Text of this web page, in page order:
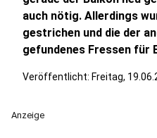
auch nötig. Allerdings
gestrichen und die der
gefundenes Fressen für
Veröffentlicht: Freitag,
Anzeige